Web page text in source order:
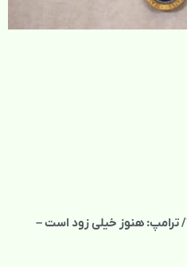
ونس یا روبیو برای انتخابات ۲۰۲۸/ ترامپ: هنوز خیلی زود است –